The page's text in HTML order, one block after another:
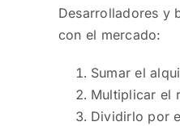
Desarrolladores y
con el mercado:
Sumar el
Multiplicar el
Dividirlo por